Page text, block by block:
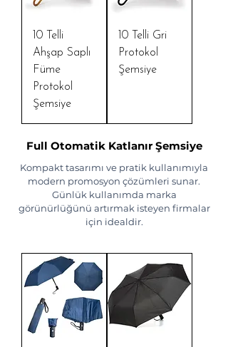
10 Telli
Ahşap Saplı
Füme
Protokol
Şemsiye
10 Telli Gri
Protokol
Şemsiye
Full Otomatik Katlanır Şemsiye
Kompakt tasarımı ve pratik kullanımıyla
modern promosyon çözümleri sunar.
Günlük kullanımda marka
görünürlüğünü artırmak isteyen firmalar
için idealdir.